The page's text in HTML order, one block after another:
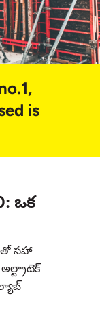
is
ఒక
తో సహా